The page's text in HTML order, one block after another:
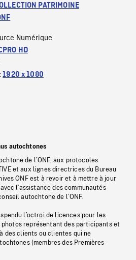
PATRIMOINE
Numérique
HD
1920 x 1080
autochtones
de l’ONF, aux protocoles
et aux lignes directrices du Bureau
ONF est à revoir et à mettre à jour
l’assistance des communautés
autochtone de l’ONF.
l’octroi de licences pour les
représentant des participants et
des clients ou clientes qui ne
(membres des Premières